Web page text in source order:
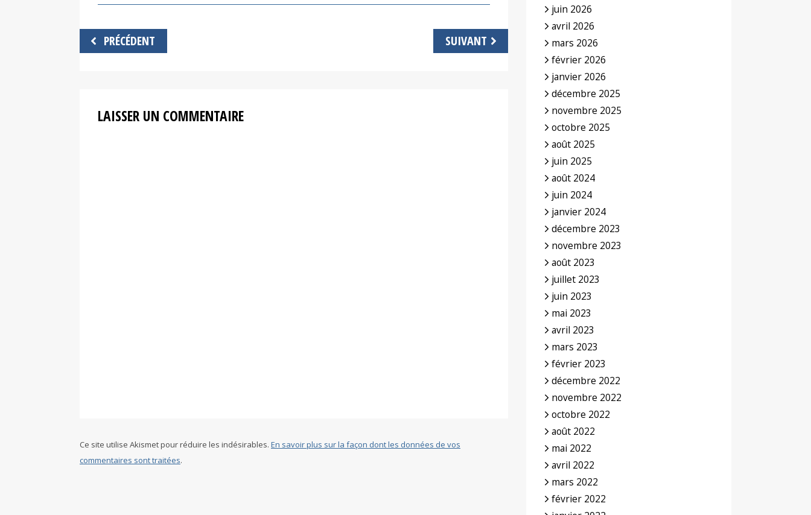
Navigation
de
PRÉCÉDENT SUIVANT
LAISSER UN COMMENTAIRE
Ce site utilise Akismet pour réduire les indésirables. En savoir plus sur la façon dont les données de vos
commentaires sont traitées.
juin 2026
avril 2026
mars 2026
février 2026
janvier 2026
décembre 2025
novembre 2025
octobre 2025
août 2025
juin 2025
août 2024
juin 2024
janvier 2024
décembre 2023
novembre 2023
août 2023
juillet 2023
juin 2023
mai 2023
avril 2023
mars 2023
février 2023
décembre 2022
novembre 2022
octobre 2022
août 2022
mai 2022
avril 2022
mars 2022
février 2022